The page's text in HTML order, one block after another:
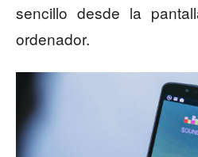
sencillo desde la
ordenador.